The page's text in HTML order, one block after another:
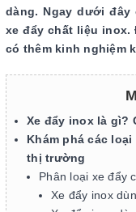
dàng. Ngay dưới đây
xe đẩy chất liệu inox.
có thêm kinh nghiệm
Xe đẩy inox là gì?
Khám phá các
thị trường
Phân loại xe đẩy
Xe đẩy inox